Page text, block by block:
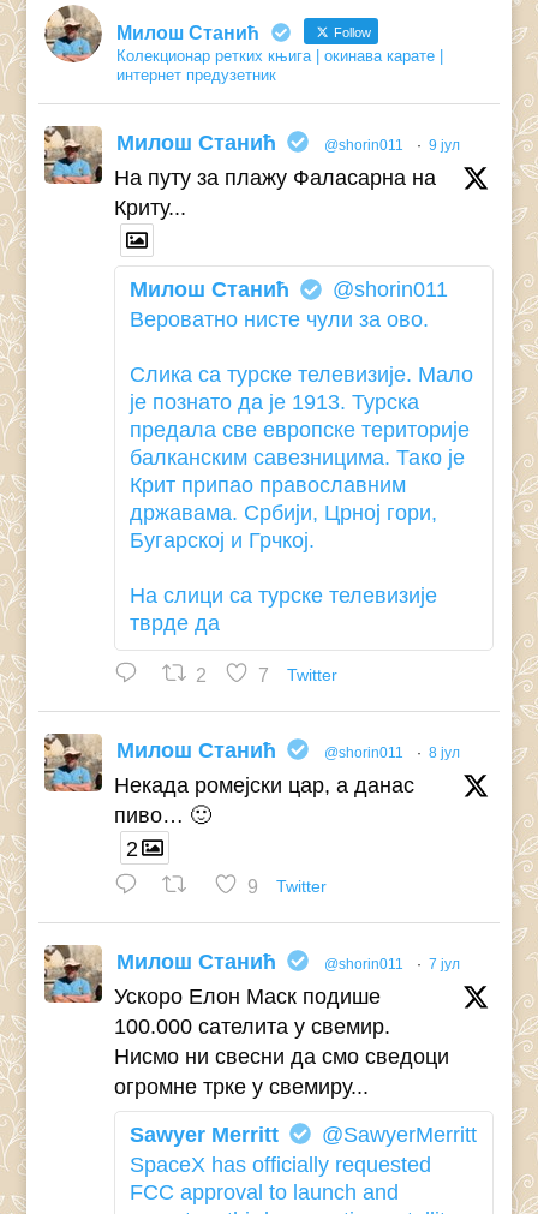
Милош Станић Follow
Колекционар ретких књига | окинава карате |
интернет предузетник
Милош Станић @shorin011 · 9 јул
На путу за плажу Фаласарна на
Криту...
Милош Станић
@shorin011
Вероватно нисте чули за ово.
Слика са турске телевизије. Мало
је познато да је 1913. Турска
предала све европске територије
балканским савезницима. Тако је
Крит припао православним
државама. Србији, Црној гори,
Бугарској и Грчкој.
На слици са турске телевизије
тврде да
2 7 Twitter
Милош Станић @shorin011 · 8 јул
Некада ромејски цар, а данас
пиво… 🙂
2
9 Twitter
Милош Станић @shorin011 · 7 јул
Ускоро Елон Маск подише
100.000 сателита у свемир.
Нисмо ни свесни да смо сведоци
огромне трке у свемиру...
Sawyer Merritt
@SawyerMerritt
SpaceX has officially requested
FCC approval to launch and